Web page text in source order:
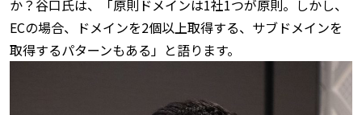
か？谷口氏は、「原則ドメインは1社1つが原則。しかし、
ECの場合、ドメインを2個以上取得する、サブドメインを
取得するパターンもある」と語ります。